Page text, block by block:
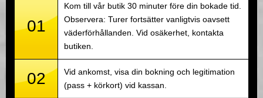
01
Kom till vår butik 30 minuter före din bokade tid.
Observera: Turer fortsätter vanligtvis oavsett
väderförhållanden. Vid osäkerhet, kontakta
butiken.
02
Vid ankomst, visa din bokning och legitimation
(pass + körkort) vid kassan.